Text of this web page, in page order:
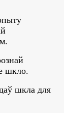
шкло.
шкла для